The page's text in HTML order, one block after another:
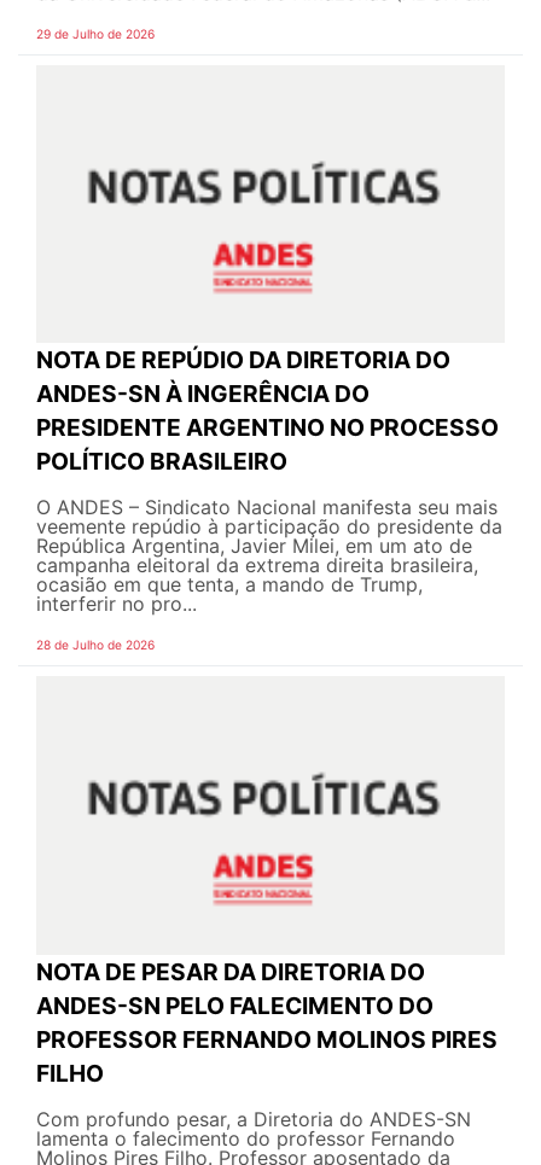
29 de Julho de 2026
NOTA DE REPÚDIO DA DIRETORIA DO
ANDES-SN À INGERÊNCIA DO
PRESIDENTE ARGENTINO NO PROCESSO
POLÍTICO BRASILEIRO
O ANDES – Sindicato Nacional manifesta seu mais
veemente repúdio à participação do presidente da
República Argentina, Javier Milei, em um ato de
campanha eleitoral da extrema direita brasileira,
ocasião em que tenta, a mando de Trump,
interferir no pro...
28 de Julho de 2026
NOTA DE PESAR DA DIRETORIA DO
ANDES-SN PELO FALECIMENTO DO
PROFESSOR FERNANDO MOLINOS PIRES
FILHO
Com profundo pesar, a Diretoria do ANDES-SN
lamenta o falecimento do professor Fernando
Molinos Pires Filho. Professor aposentado da